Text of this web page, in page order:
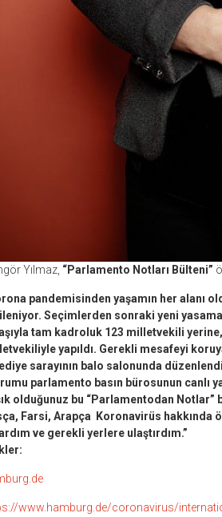
Yılmaz, “Parlamento Notları Bülteni”
pandemisinden yaşamın her alanı
Seçimlerden sonraki yeni
tam kadroluk 123 milletvekili
yapıldı. Gerekli mesafeyi
sarayının balo salonunda
parlamento basın bürosunun canlı
olduğunuz bu “Parlamentodan
Farsi, Arapça Koronavirüs
ve gerekli yerlere ulaştırdım.”
www.hamburg.de/coronavirus/